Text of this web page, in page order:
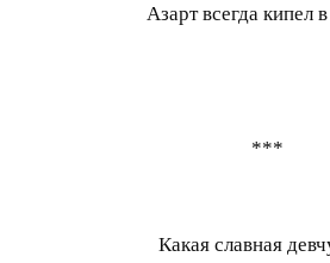
Азарт всегда кипел
***
Какая славная